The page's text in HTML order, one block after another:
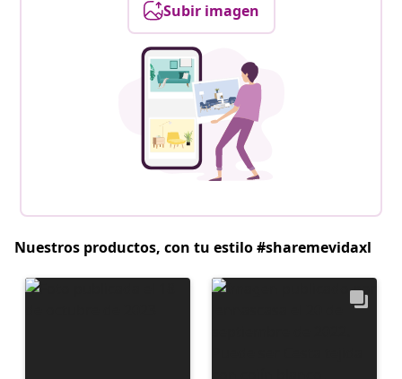
Subir imagen
Nuestros productos, con tu estilo #sharemevidaxl